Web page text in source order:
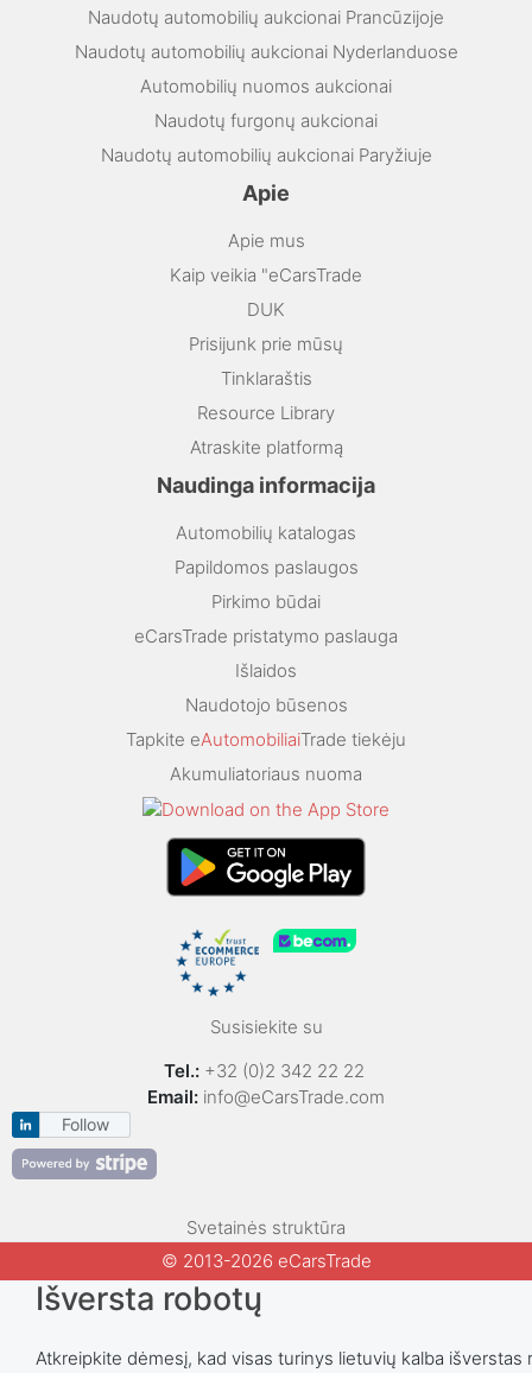
Naudotų automobilių aukcionai Prancūzijoje
Naudotų automobilių aukcionai Nyderlanduose
Automobilių nuomos aukcionai
Naudotų furgonų aukcionai
Naudotų automobilių aukcionai Paryžiuje
Apie
Apie mus
Kaip veikia "eCarsTrade
DUK
Prisijunk prie mūsų
Tinklaraštis
Resource Library
Atraskite platformą
Naudinga informacija
Automobilių katalogas
Papildomos paslaugos
Pirkimo būdai
eCarsTrade pristatymo paslauga
Išlaidos
Naudotojo būsenos
Tapkite eAutomobiliaiTrade tiekėju
Akumuliatoriaus nuoma
Susisiekite su
Tel.: +32 (0)2 342 22 22
Email: info@eCarsTrade.com
Follow
Svetainės struktūra
© 2013-2026 eCarsTrade
Išversta robotų
Atkreipkite dėmesį, kad visas turinys lietuvių kalba